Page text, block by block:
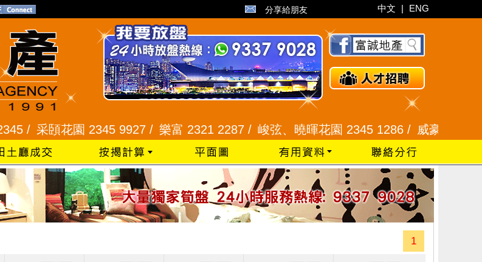
分享給朋友 中文 | ENG
采頣花園 2345 9927 /樂富 2321 2287 /峻弦、曉暉花園 2345 1286 /威豪花園 2345
1